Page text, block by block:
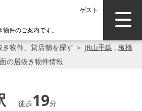
ゲスト
件のご案内です。
き物件、貸店舗を探す ＞ JR山手線 , 板橋
の居抜き物件情報
徒歩19分